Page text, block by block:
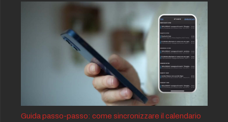
Guida passo-passo: come sincronizzare il calendario